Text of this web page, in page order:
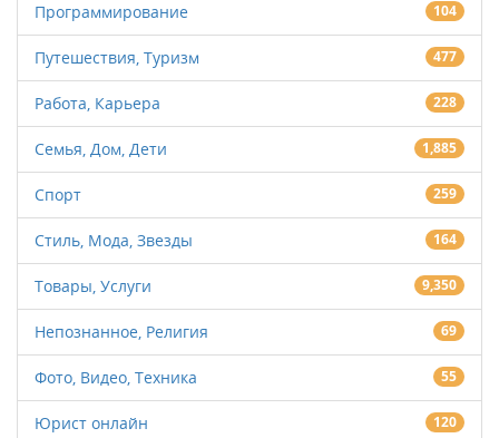
Программирование 104
Путешествия, Туризм 477
Работа, Карьера 228
Семья, Дом, Дети 1,885
Спорт 259
Стиль, Мода, Звезды 164
Товары, Услуги 9,350
Непознанное, Религия 69
Фото, Видео, Техника 55
Юрист онлайн 120